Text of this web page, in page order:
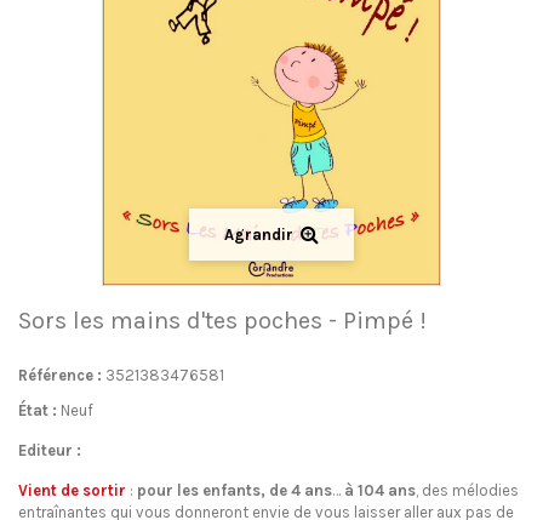
Agrandir
Sors les mains d'tes poches - Pimpé !
Référence : 3521383476581
État : Neuf
Editeur :
Vient de sortir : pour les enfants, de 4 ans… à 104 ans, des mélodies
entraînantes qui vous donneront envie de vous laisser aller aux pas de